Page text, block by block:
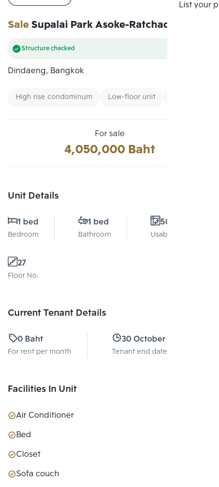
List your
SaleSupalai Park Asoke-Ratchada
Structure checked
Dindaeng, Bangkok
High rise condominum Low-floor unit
For sale
4,050,000 Baht
Unit Details
1 bed
Bedroom
1 bed
Bathroom
50 Sq.m.
Usable area
27
Floor No.
Current Tenant Details
0 Baht
For rent per month
30 October 2026
Tenant end date
Facilities In Unit
Air Conditioner
Bed
Closet
Sofa couch